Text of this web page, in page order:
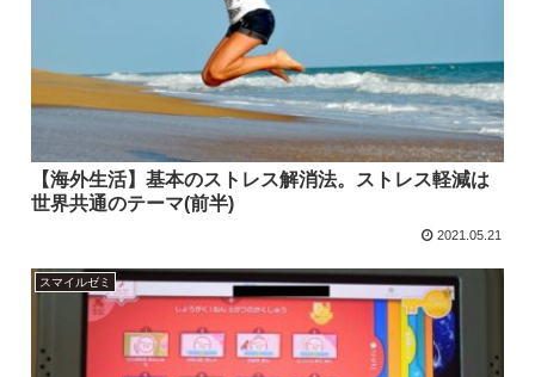
【海外生活】基本のストレス解消法。ストレス軽減は
世界共通のテーマ(前半)
2021.05.21
スマイルゼミ